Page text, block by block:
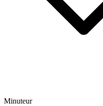
Minuteur